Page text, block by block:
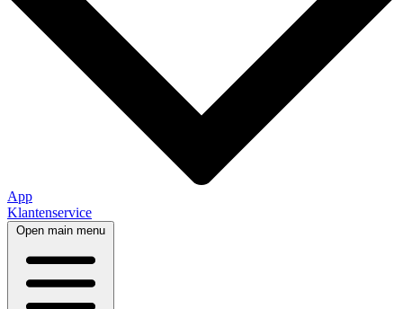
App
Klantenservice
Open main menu